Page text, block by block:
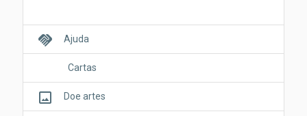
handshake Ajuda
Cartas
crop_original Doe artes